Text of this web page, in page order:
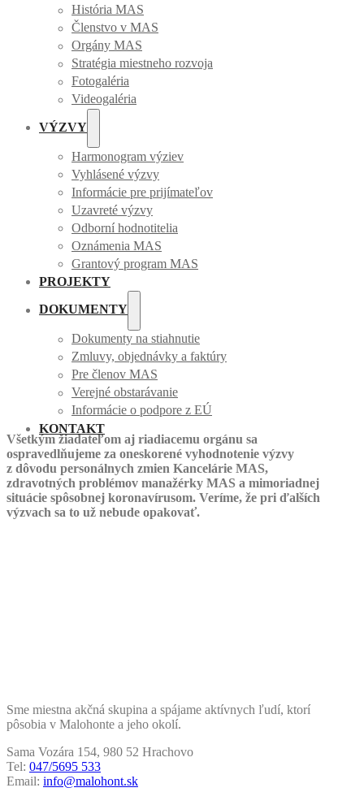
História MAS
Členstvo v MAS
Orgány MAS
Stratégia miestneho rozvoja
Fotogaléria
Videogaléria
VÝZVY
Harmonogram výziev
Vyhlásené výzvy
Informácie pre prijímateľov
Uzavreté výzvy
Odborní hodnotitelia
Oznámenia MAS
Grantový program MAS
PROJEKTY
DOKUMENTY
Dokumenty na stiahnutie
Zmluvy, objednávky a faktúry
Pre členov MAS
Verejné obstarávanie
Informácie o podpore z EÚ
KONTAKT
Všetkým žiadateľom aj riadiacemu orgánu sa
ospravedlňujeme za oneskorené vyhodnotenie výzvy
z dôvodu personálnych zmien Kancelárie MAS,
zdravotných problémov manažérky MAS a mimoriadnej
situácie spôsobnej koronavírusom. Veríme, že pri ďalších
výzvach sa to už nebude opakovať.
Sme miestna akčná skupina a spájame aktívnych ľudí, ktorí
pôsobia v Malohonte a jeho okolí.
Sama Vozára 154, 980 52 Hrachovo
Tel: 047/5695 533
Email: info@malohont.sk